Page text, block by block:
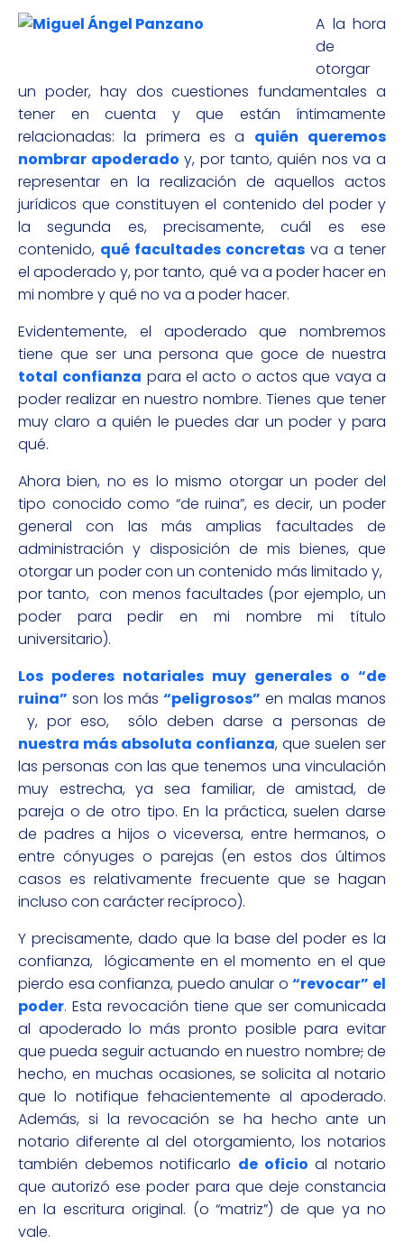
A la hora
de
otorgar
un poder, hay dos cuestiones fundamentales a
tener en cuenta y que están íntimamente
relacionadas: la primera es a quién queremos
nombrar apoderado y, por tanto, quién nos va a
representar en la realización de aquellos actos
jurídicos que constituyen el contenido del poder y
la segunda es, precisamente, cuál es ese
contenido, qué facultades concretas va a tener
el apoderado y, por tanto, qué va a poder hacer en
mi nombre y qué no va a poder hacer.
Evidentemente, el apoderado que nombremos
tiene que ser una persona que goce de nuestra
total confianza para el acto o actos que vaya a
poder realizar en nuestro nombre. Tienes que tener
muy claro a quién le puedes dar un poder y para
qué.
Ahora bien, no es lo mismo otorgar un poder del
tipo conocido como “de ruina”, es decir, un poder
general con las más amplias facultades de
administración y disposición de mis bienes, que
otorgar un poder con un contenido más limitado y,
por tanto, con menos facultades (por ejemplo, un
poder para pedir en mi nombre mi título
universitario).
Los poderes notariales muy generales o “de
ruina” son los más“peligrosos” en malas manos
y, por eso, sólo deben darse a personas de
nuestra más absoluta confianza, que suelen ser
las personas con las que tenemos una vinculación
muy estrecha, ya sea familiar, de amistad, de
pareja o de otro tipo. En la práctica, suelen darse
de padres a hijos o viceversa, entre hermanos, o
entre cónyuges o parejas (en estos dos últimos
casos es relativamente frecuente que se hagan
incluso con carácter recíproco).
Y precisamente, dado que la base del poder es la
confianza, lógicamente en el momento en el que
pierdo esa confianza, puedo anular o“revocar” el
poder. Esta revocación tiene que ser comunicada
al apoderado lo más pronto posible para evitar
que pueda seguir actuando en nuestro nombre;de
hecho, en muchas ocasiones, se solicita al notario
que lo notifique fehacientemente al apoderado.
Además, si la revocación se ha hecho ante un
notario diferente al del otorgamiento, los notarios
también debemos notificarlo de oficio al notario
que autorizó ese poder para que deje constancia
en la escritura original. (o “matriz”) de que ya no
vale.